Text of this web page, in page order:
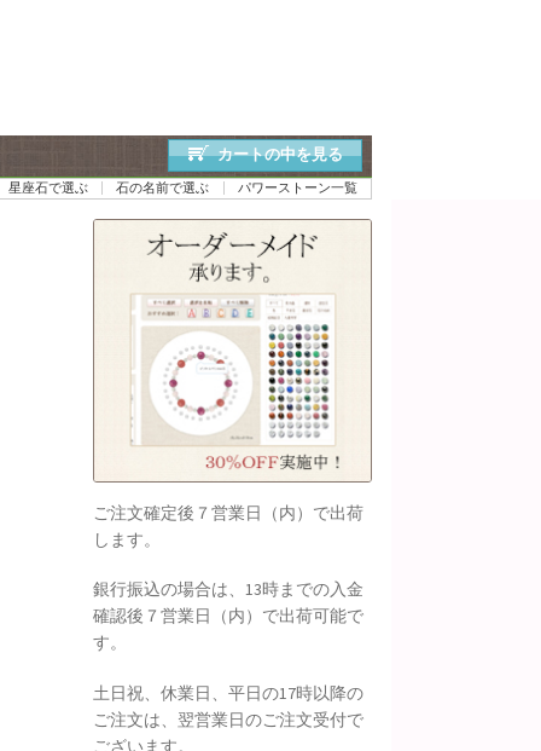
カートの中を見る
星座石で選ぶ 石の名前で選ぶ パワーストーン一覧
ご注文確定後７営業日（内）で出荷
します。
銀行振込の場合は、13時までの入金
確認後７営業日（内）で出荷可能で
す。
土日祝、休業日、平日の17時以降の
ご注文は、翌営業日のご注文受付で
ございます。